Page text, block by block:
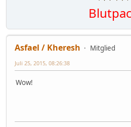
Asfael / Kheresh
Mitglied
Juli 25, 2015, 08:26:38
Wow!